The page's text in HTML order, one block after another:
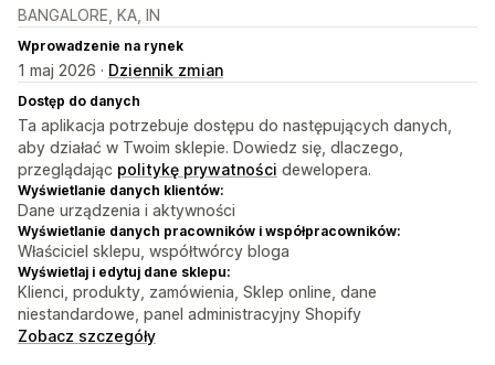
BANGALORE, KA, IN
Wprowadzenie na rynek
1 maj 2026 · Dziennik zmian
Dostęp do danych
Ta aplikacja potrzebuje dostępu do następujących danych,
aby działać w Twoim sklepie. Dowiedz się, dlaczego,
przeglądając politykę prywatności dewelopera.
Wyświetlanie danych klientów:
Dane urządzenia i aktywności
Wyświetlanie danych pracowników i współpracowników:
Właściciel sklepu, współtwórcy bloga
Wyświetlaj i edytuj dane sklepu:
Klienci, produkty, zamówienia, Sklep online, dane
niestandardowe, panel administracyjny Shopify
Zobacz szczegóły